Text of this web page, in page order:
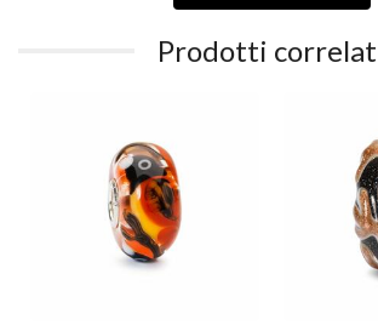
Prodotti